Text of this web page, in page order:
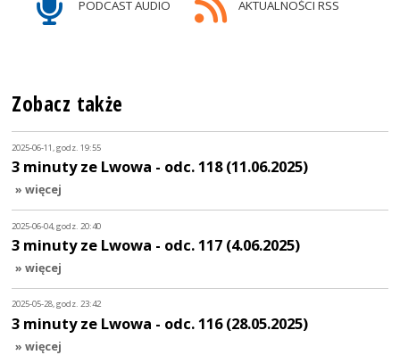
PODCAST AUDIO AKTUALNOŚCI RSS
Zobacz także
2025-06-11, godz. 19:55
3 minuty ze Lwowa - odc. 118 (11.06.2025)
» więcej
2025-06-04, godz. 20:40
3 minuty ze Lwowa - odc. 117 (4.06.2025)
» więcej
2025-05-28, godz. 23:42
3 minuty ze Lwowa - odc. 116 (28.05.2025)
» więcej